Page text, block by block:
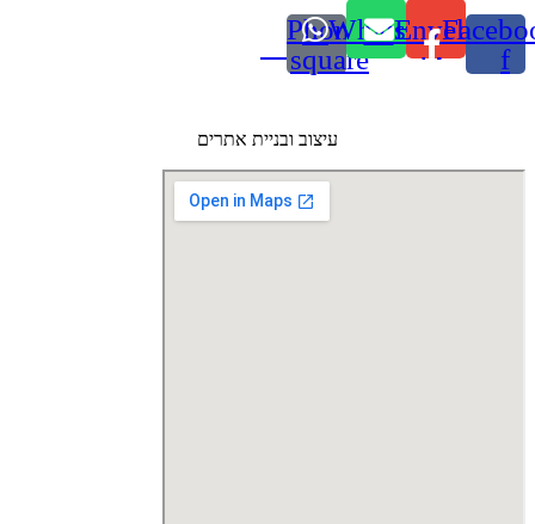
f
Envelope
Whatsapp
Phone-
square
עיצוב ובניית אתרים